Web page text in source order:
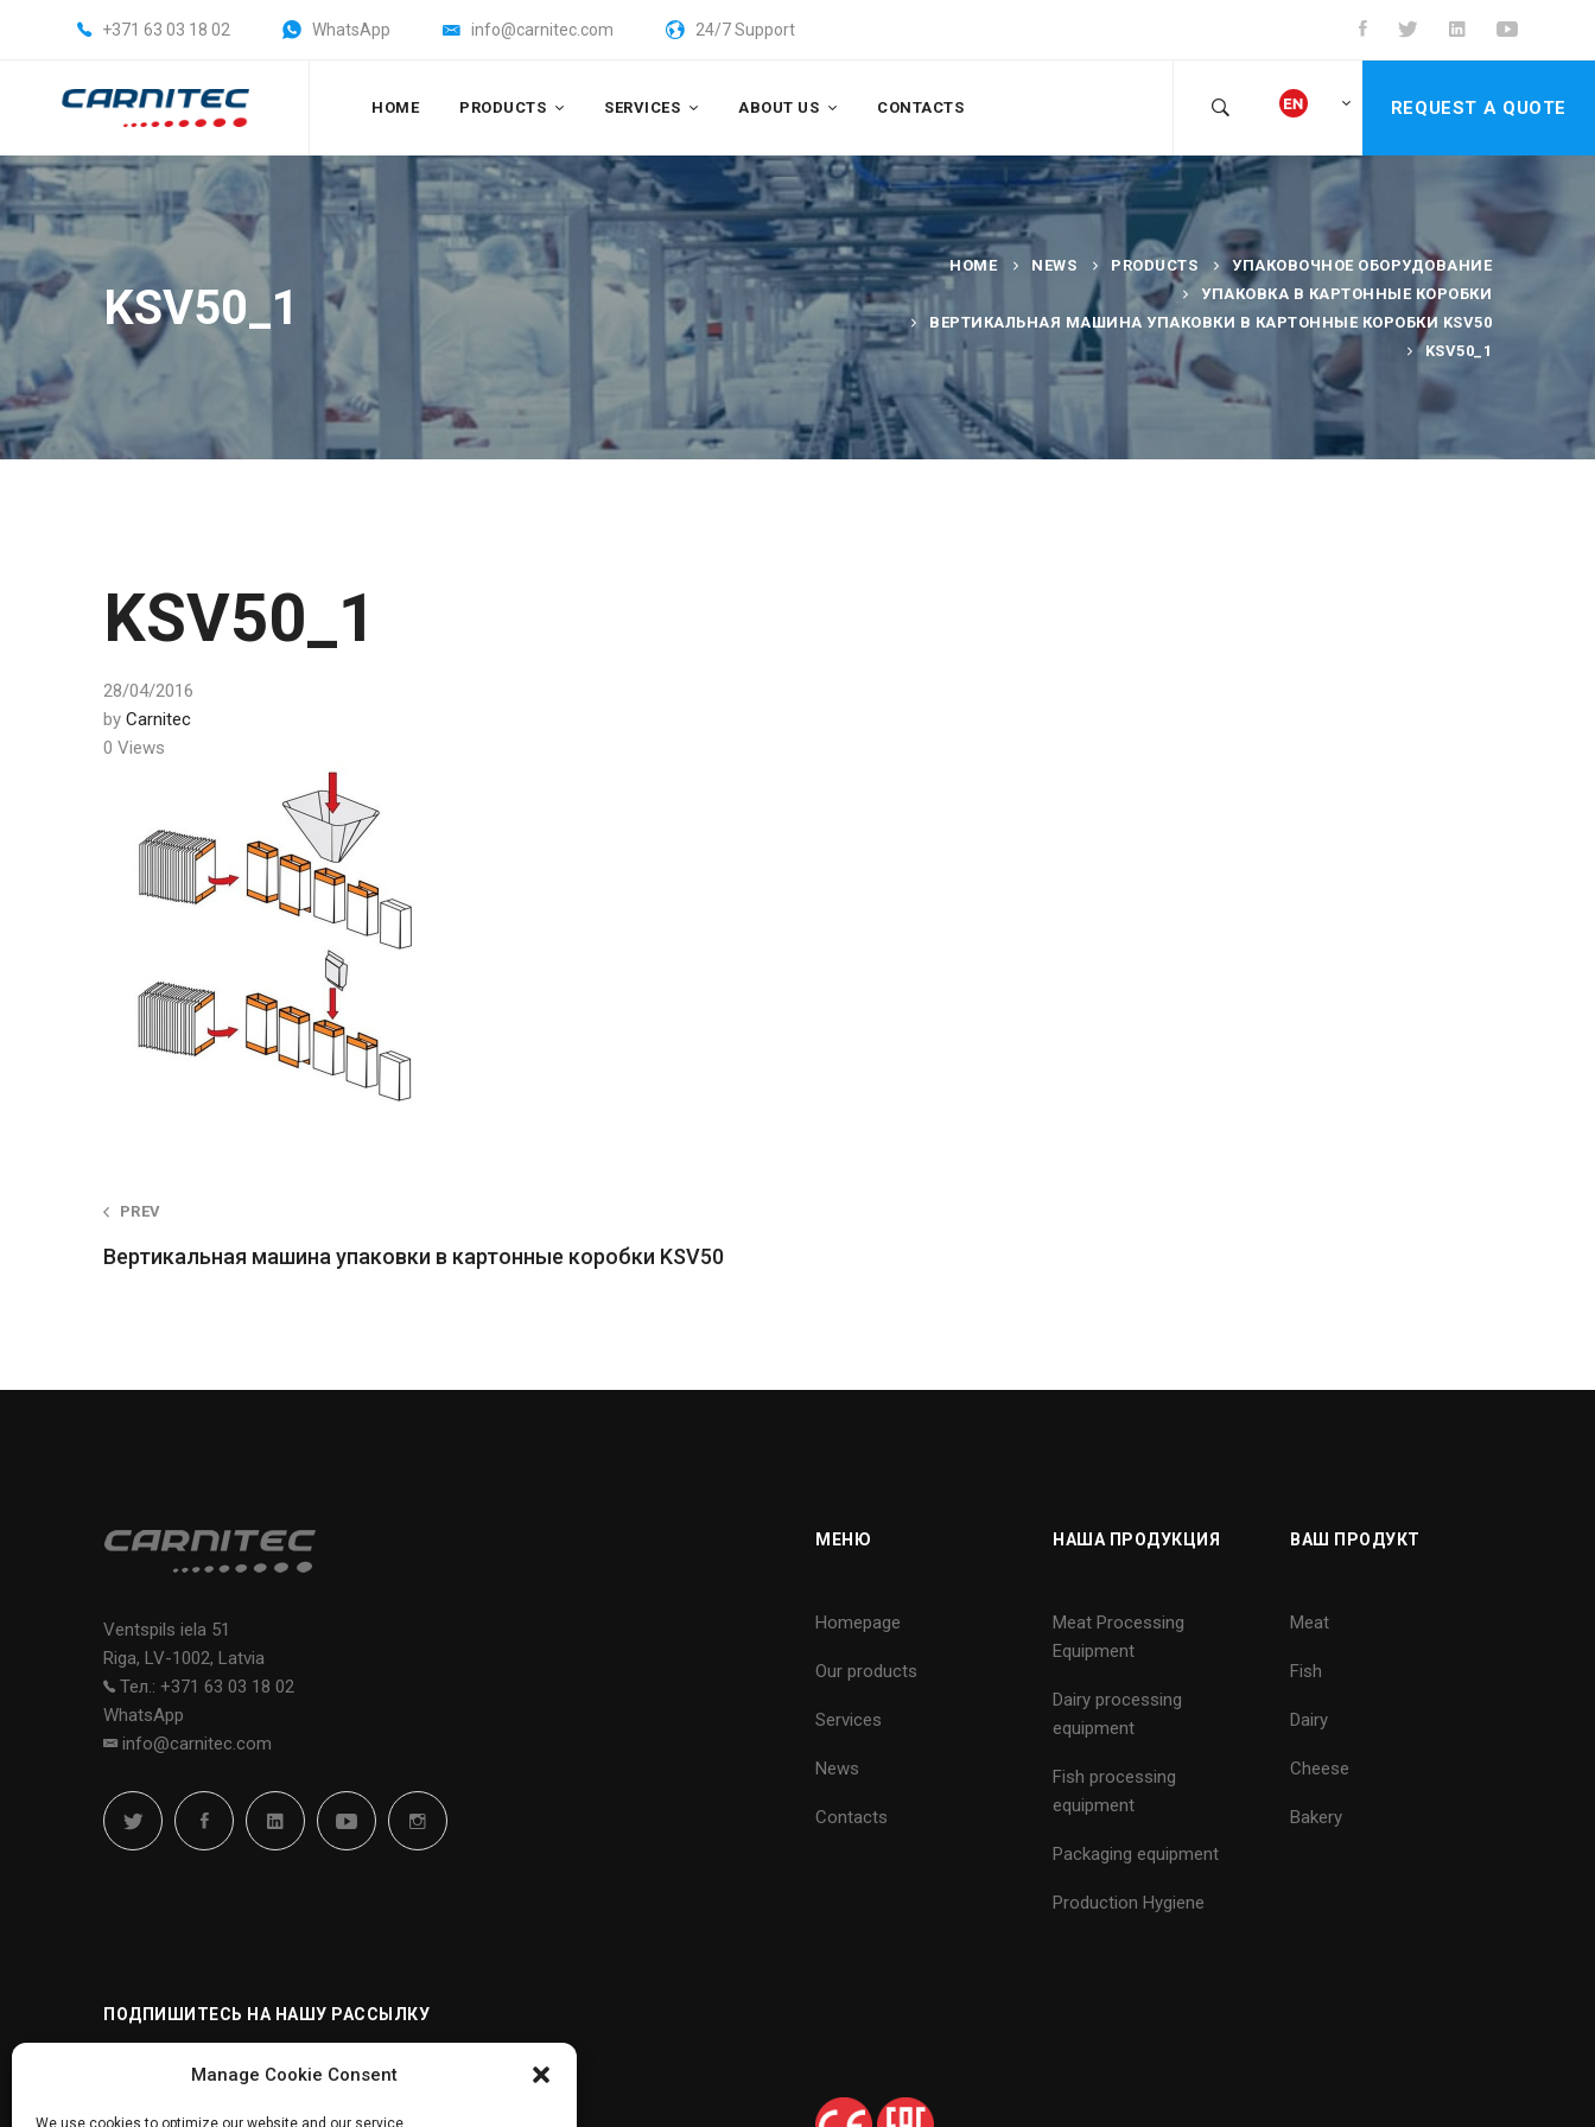
Manage Cookie Consent
We use cookies to optimize our website and our service.
+371 63 03 18 02 WhatsApp info@carnitec.com 24/7 Support
HOME PRODUCTS SERVICES ABOUT US CONTACTS REQUEST A QUOTE
KSV50_1
HOME NEWS PRODUCTS
УПАКОВОЧНОЕ ОБОРУДОВАНИЕ
УПАКОВКА В КАРТОННЫЕ КОРОБКИ
ВЕРТИКАЛЬНАЯ МАШИНА УПАКОВКИ В КАРТОННЫЕ КОРОБКИ KSV50
KSV50_1
KSV50_1
28/04/2016
by Carnitec
0 Views
Post
navigation
PREV
Вертикальная машина упаковки в картонные коробки KSV50
Ventspils iela 51
Riga, LV-1002, Latvia
Тел.: +371 63 03 18 02
WhatsApp
info@carnitec.com
МЕНЮ
Homepage
Our products
Services
News
Contacts
НАША ПРОДУКЦИЯ
Meat Processing
Equipment
Dairy processing
equipment
Fish processing
equipment
Packaging equipment
Production Hygiene
ВАШ ПРОДУКТ
Meat
Fish
Dairy
Cheese
Bakery
ПОДПИШИТЕСЬ НА НАШУ РАССЫЛКУ